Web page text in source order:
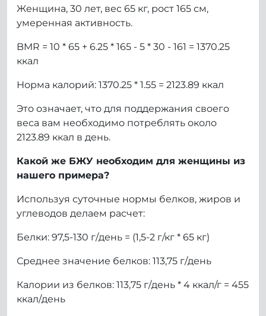
Женщина, 30 лет, вес 65 кг, рост 165 см,
умеренная активность.
BMR = 10 * 65 + 6.25 * 165 - 5 * 30 - 161 = 1370.25
ккал
Норма калорий: 1370.25 * 1.55 = 2123.89 ккал
Это означает, что для поддержания своего
веса вам необходимо потреблять около
2123.89 ккал в день.
Какой же БЖУ необходим для женщины из
нашего примера?
Используя суточные нормы белков, жиров и
углеводов делаем расчет:
Белки: 97,5-130 г/день = (1,5-2 г/кг * 65 кг)
Среднее значение белков: 113,75 г/день
Калории из белков: 113,75 г/день * 4 ккал/г = 455
ккал/день